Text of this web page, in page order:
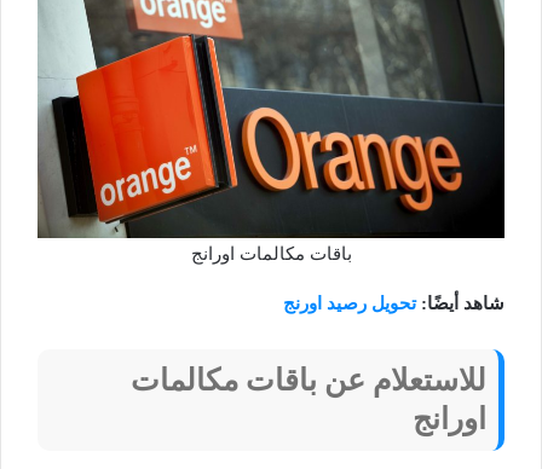
باقات مكالمات اورانج
شاهد أيضًا:تحويل رصيد اورنج
للاستعلام عن باقات مكالمات
اورانج